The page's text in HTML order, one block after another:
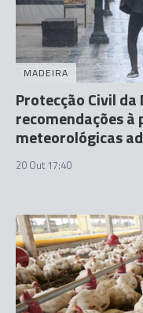
MADEIRA
Protecção Civil
recomendações à
meteorológicas
20 Out 17:40